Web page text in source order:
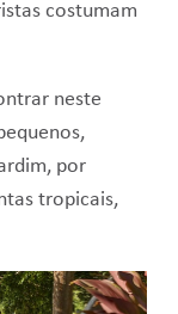
costumam
neste
por
tropicais,